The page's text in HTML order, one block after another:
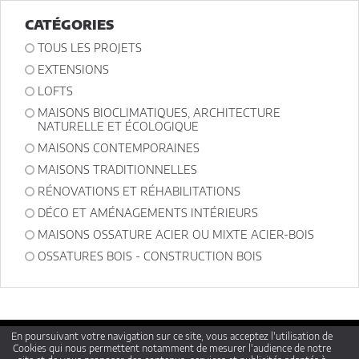
rectifier en contactant : Architectes-france, 23 avenue du Mirail - parc
du Mirail - 33370 Artigues-près Bordeaux. Tél. 05.47.74.51.01 -
contact@architectes-france.com
CATÉGORIES
TOUS LES PROJETS
EXTENSIONS
LOFTS
MAISONS BIOCLIMATIQUES, ARCHITECTURE
NATURELLE ET ÉCOLOGIQUE
MAISONS CONTEMPORAINES
MAISONS TRADITIONNELLES
RÉNOVATIONS ET RÉHABILITATIONS
DÉCO ET AMÉNAGEMENTS INTÉRIEURS
MAISONS OSSATURE ACIER OU MIXTE ACIER-BOIS
OSSATURES BOIS - CONSTRUCTION BOIS
Qui sommes nous ?
En poursuivant votre navigation sur ce site, vous acceptez l'utilisation de
Cookies qui nous permettent notamment de mesurer l'audience de notre